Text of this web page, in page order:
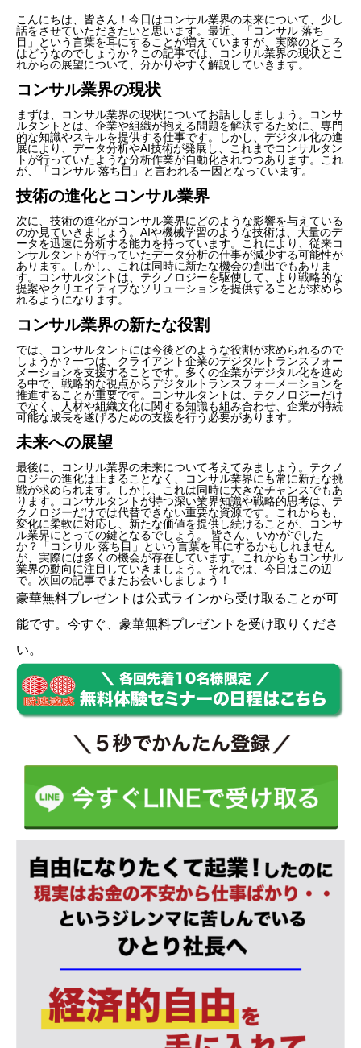
こんにちは、皆さん！今日はコンサル業界の未来について、少し
話をさせていただきたいと思います。最近、「コンサル 落ち
目」という言葉を耳にすることが増えていますが、実際のところ
はどうなのでしょうか？この記事では、コンサル業界の現状とこ
れからの展望について、分かりやすく解説していきます。
コンサル業界の現状
まずは、コンサル業界の現状についてお話ししましょう。コンサ
ルタントとは、企業や組織が抱える問題を解決するために、専門
的な知識やスキルを提供する仕事です。しかし、デジタル化の進
展により、データ分析やAI技術が発展し、これまでコンサルタン
トが行っていたような分析作業が自動化されつつあります。これ
が、「コンサル 落ち目」と言われる一因となっています。
技術の進化とコンサル業界
次に、技術の進化がコンサル業界にどのような影響を与えている
のか見ていきましょう。AIや機械学習のような技術は、大量のデ
ータを迅速に分析する能力を持っています。これにより、従来コ
ンサルタントが行っていたデータ分析の仕事が減少する可能性が
あります。しかし、これは同時に新たな機会の創出でもありま
す。コンサルタントは、テクノロジーを駆使して、より戦略的な
提案やクリエイティブなソリューションを提供することが求めら
れるようになります。
コンサル業界の新たな役割
では、コンサルタントには今後どのような役割が求められるので
しょうか？一つは、クライアント企業のデジタルトランスフォー
メーションを支援することです。多くの企業がデジタル化を進め
る中で、戦略的な視点からデジタルトランスフォーメーションを
推進することが重要です。コンサルタントは、テクノロジーだけ
でなく、人材や組織文化に関する知識も組み合わせ、企業が持続
可能な成長を遂げるための支援を行う必要があります。
未来への展望
最後に、コンサル業界の未来について考えてみましょう。テクノ
ロジーの進化は止まることなく、コンサル業界にも常に新たな挑
戦が求められます。しかし、これは同時に大きなチャンスでもあ
ります。コンサルタントが持つ深い業界知識や戦略的思考は、テ
クノロジーだけでは代替できない重要な資源です。これからも、
変化に柔軟に対応し、新たな価値を提供し続けることが、コンサ
ル業界にとっての鍵となるでしょう。 皆さん、いかがでした
か？「コンサル 落ち目」という言葉を耳にするかもしれません
が、実際には多くの機会が存在しています。これからもコンサル
業界の動向に注目していきましょう。それでは、今日はこの辺
で。次回の記事でまたお会いしましょう！
豪華無料プレゼントは公式ラインから受け取ることが可
能です。今すぐ、豪華無料プレゼントを受け取りくださ
い。